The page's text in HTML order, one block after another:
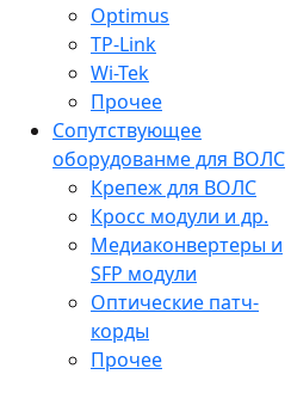
Optimus
TP-Link
Wi-Tek
Прочее
Сопутствующее
оборудованме для ВОЛС
Крепеж для ВОЛС
Кросс модули и др.
Медиаконвертеры и
SFP модули
Оптические патч-
корды
Прочее